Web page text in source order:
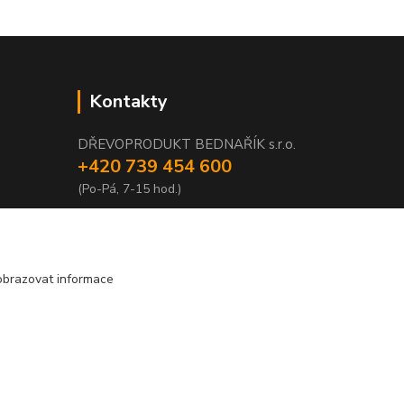
Kontakty
DŘEVOPRODUKT BEDNAŘÍK s.r.o.
+420 739 454 600
(Po-Pá, 7-15 hod.)
informace